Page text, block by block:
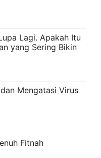
Lagi. Apakah Itu
yang Sering Bikin
Mengatasi Virus
Fitnah